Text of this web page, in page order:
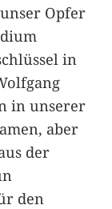
Opfer
in
in unserer
aber
der
den